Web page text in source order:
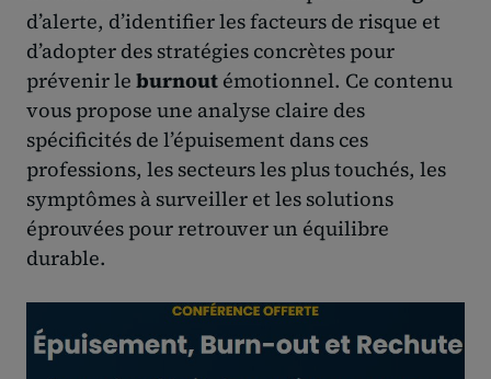
d’alerte, d’identifier les facteurs de risque et
d’adopter des stratégies concrètes pour
prévenir le burnout émotionnel. Ce contenu
vous propose une analyse claire des
spécificités de l’épuisement dans ces
professions, les secteurs les plus touchés, les
symptômes à surveiller et les solutions
éprouvées pour retrouver un équilibre
durable.